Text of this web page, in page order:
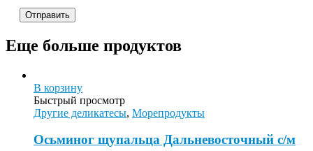
Еще больше продуктов
В корзину
Быстрый просмотр
Другие деликатесы, Морепродукты
Осьминог щупальца Дальневосточный с/м